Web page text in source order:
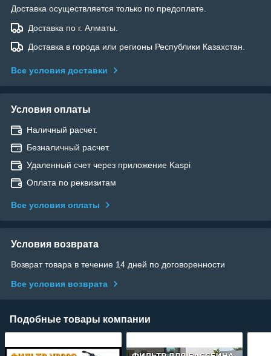
Доставка осуществляется только по предоплате.
Доставка по г. Алматы.
Доставка в города или регионы Республики Казахстан.
Все условия доставки
Условия оплаты
Наличный расчет.
Безналичный расчет.
Удаленный счет через приложение Kaspi
Оплата по реквизитам
Все условия оплаты
Условия возврата
Возврат товара в течение 14 дней по договоренности
Все условия возврата
Подобные товары компании